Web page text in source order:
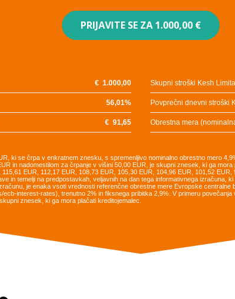
PRIJAVITE SE ZA 1.000,00 €
€ 1.000,00 Skupni stroški Kesh Limita
56,01% Povprečni dnevni stroški
€ 91,65 Obrestna mera
ki se črpa v enkratnem znesku, s spremenljivo nominalno obrestno mero
in nadomestilom za črpanje v višini 50,00 EUR, je skupni znesek, ki ga
EUR, 112,17 EUR, 108,73 EUR, 105,30 EUR, 104,96 EUR, 101,52
in temelji na predpostavkah, veljavnih na dan tega informativnega izračuna,
je enaka vsoti vrednosti referenčne obrestne mere Evropske centralne
interest-rates), trenutno 2% in fiksnega pribitka 2,9%. V primeru
znesek, ki ga mora plačati kreditojemalec.